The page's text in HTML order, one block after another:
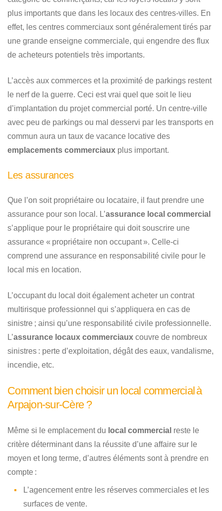
plus importants que dans les locaux des centres-villes. En
effet, les centres commerciaux sont généralement tirés par
une grande enseigne commerciale, qui engendre des flux
de acheteurs potentiels très importants.
L’accès aux commerces et la proximité de parkings restent
le nerf de la guerre. Ceci est vrai quel que soit le lieu
d’implantation du projet commercial porté. Un centre-ville
avec peu de parkings ou mal desservi par les transports en
commun aura un taux de vacance locative des
emplacements commerciaux plus important.
Les assurances
Que l’on soit propriétaire ou locataire, il faut prendre une
assurance pour son local. L’assurance local commercial
s’applique pour le propriétaire qui doit souscrire une
assurance « propriétaire non occupant ». Celle-ci
comprend une assurance en responsabilité civile pour le
local mis en location.
L’occupant du local doit également acheter un contrat
multirisque professionnel qui s’appliquera en cas de
sinistre ; ainsi qu’une responsabilité civile professionnelle.
L’assurance locaux commerciaux couvre de nombreux
sinistres : perte d’exploitation, dégât des eaux, vandalisme,
incendie, etc.
Comment bien choisir un local commercial à
Arpajon-sur-Cère ?
Même si le emplacement du local commercial reste le
critère déterminant dans la réussite d’une affaire sur le
moyen et long terme, d’autres éléments sont à prendre en
compte :
L’agencement entre les réserves commerciales et les
surfaces de vente.